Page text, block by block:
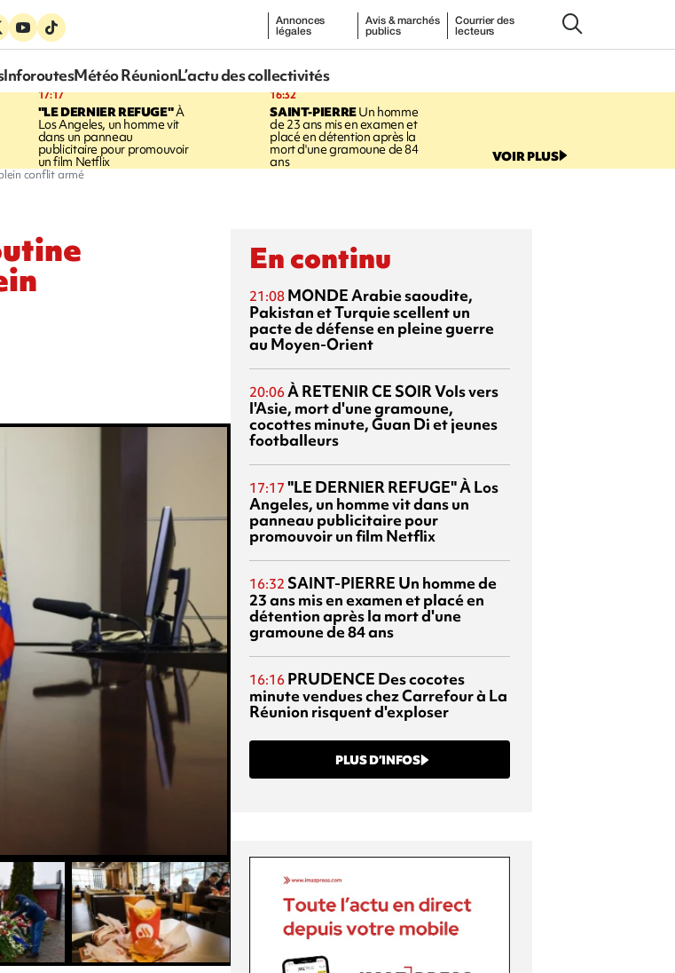
Annonces
légales
Avis & marchés
publics
Courrier des
lecteurs
InforoutesMétéo RéunionL’actu des collectivités
17:17
"LE DERNIER REFUGE"À
Los Angeles, un homme vit
dans un panneau
publicitaire pour promouvoir
un film Netflix
16:32
SAINT-PIERREUn homme
de 23 ans mis en examen et
placé en détention après la
mort d'une gramoune de 84
ans VOIR PLUS
conflit armé
En continu
21:08 MONDEArabie saoudite,
Pakistan et Turquie scellent un
pacte de défense en pleine guerre
au Moyen-Orient
20:06À RETENIR CE SOIRVols vers
l'Asie, mort d'une gramoune,
cocottes minute, Guan Di et jeunes
footballeurs
17:17 "LE DERNIER REFUGE"À Los
Angeles, un homme vit dans un
panneau publicitaire pour
promouvoir un film Netflix
16:32 SAINT-PIERRE Un homme de
23 ans mis en examen et placé en
détention après la mort d'une
gramoune de 84 ans
16:16 PRUDENCE Des cocotes
minute vendues chez Carrefour à La
Réunion risquent d'exploser
PLUS D’INFOS